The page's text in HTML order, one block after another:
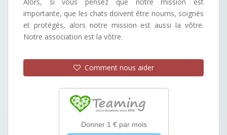
importante, que les chats doivent être nourris, soignés
et protégés, alors notre mission est aussi la vôtre.
Notre association est la vôtre.
Comment nous aider